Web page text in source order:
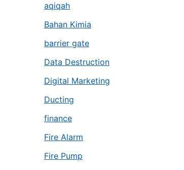
aqiqah
Bahan Kimia
barrier gate
Data Destruction
Digital Marketing
Ducting
finance
Fire Alarm
Fire Pump